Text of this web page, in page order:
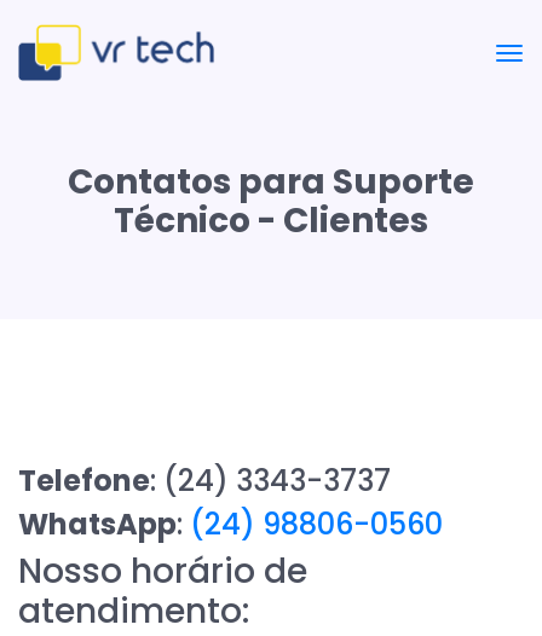
Contatos para Suporte
Técnico - Clientes
Telefone: (24) 3343-3737
WhatsApp: (24) 98806-0560
Nosso horário de
atendimento: